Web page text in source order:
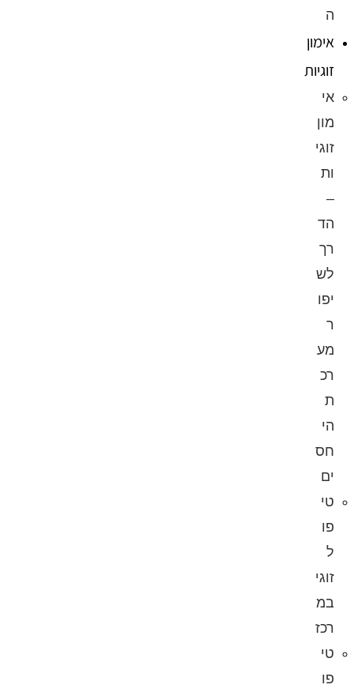
ה
אימון
זוגיות
אי
מון
זוגי
ות
–
הד
רך
לש
יפו
ר
מע
רכ
ת
הי
חס
ים
טי
פו
ל
זוגי
במ
רכז
טי
פו